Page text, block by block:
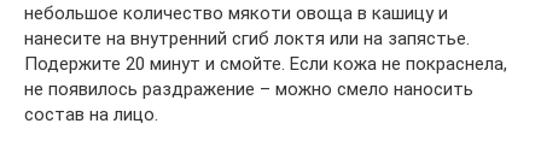
небольшое количество мякоти овоща в кашицу и
нанесите на внутренний сгиб локтя или на запястье.
Подержите 20 минут и смойте. Если кожа не покраснела,
не появилось раздражение – можно смело наносить
состав на лицо.